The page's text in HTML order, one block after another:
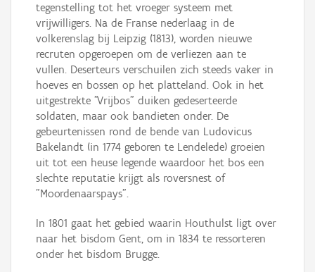
tegenstelling tot het vroeger systeem met
vrijwilligers. Na de Franse nederlaag in de
volkerenslag bij Leipzig (1813), worden nieuwe
recruten opgeroepen om de verliezen aan te
vullen. Deserteurs verschuilen zich steeds vaker in
hoeves en bossen op het platteland. Ook in het
uitgestrekte "Vrijbos" duiken gedeserteerde
soldaten, maar ook bandieten onder. De
gebeurtenissen rond de bende van Ludovicus
Bakelandt (in 1774 geboren te Lendelede) groeien
uit tot een heuse legende waardoor het bos een
slechte reputatie krijgt als roversnest of
"Moordenaarspays".
In 1801 gaat het gebied waarin Houthulst ligt over
naar het bisdom Gent, om in 1834 te ressorteren
onder het bisdom Brugge.